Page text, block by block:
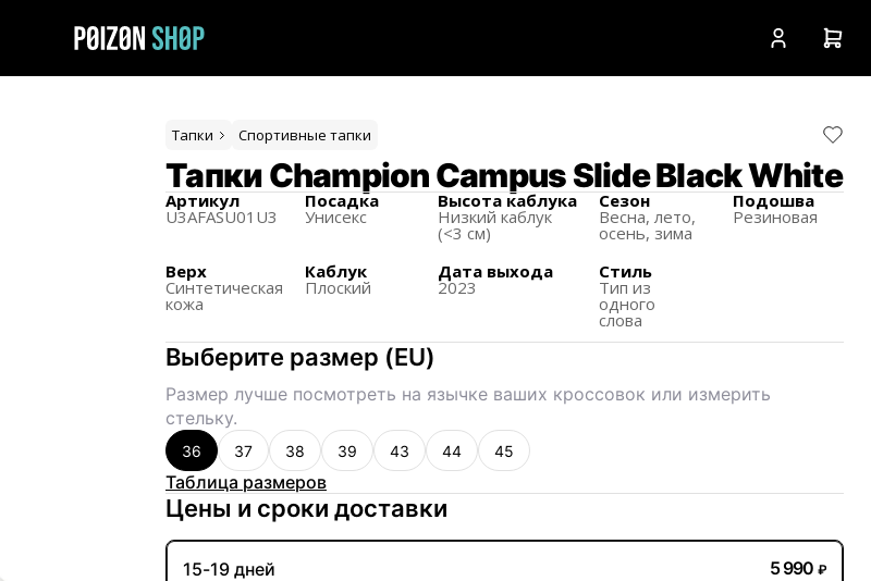
Тапки Спортивные тапки
Тапки Champion Campus Slide Black White
Артикул
U3AFASU01U3
Посадка
Унисекс
Высота каблука
Низкий каблук
(<3 см)
Сезон
Весна, лето,
осень, зима
Подошва
Резиновая
Верх
Синтетическая
кожа
Каблук
Плоский
Дата выхода
2023
Стиль
Тип из
одного
слова
Выберите размер (EU)
Размер лучше посмотреть на язычке ваших кроссовок или измерить
стельку.
36 37 38 39 43 44 45
Таблица размеров
Цены и сроки доставки
15-19 дней 5 990 ₽